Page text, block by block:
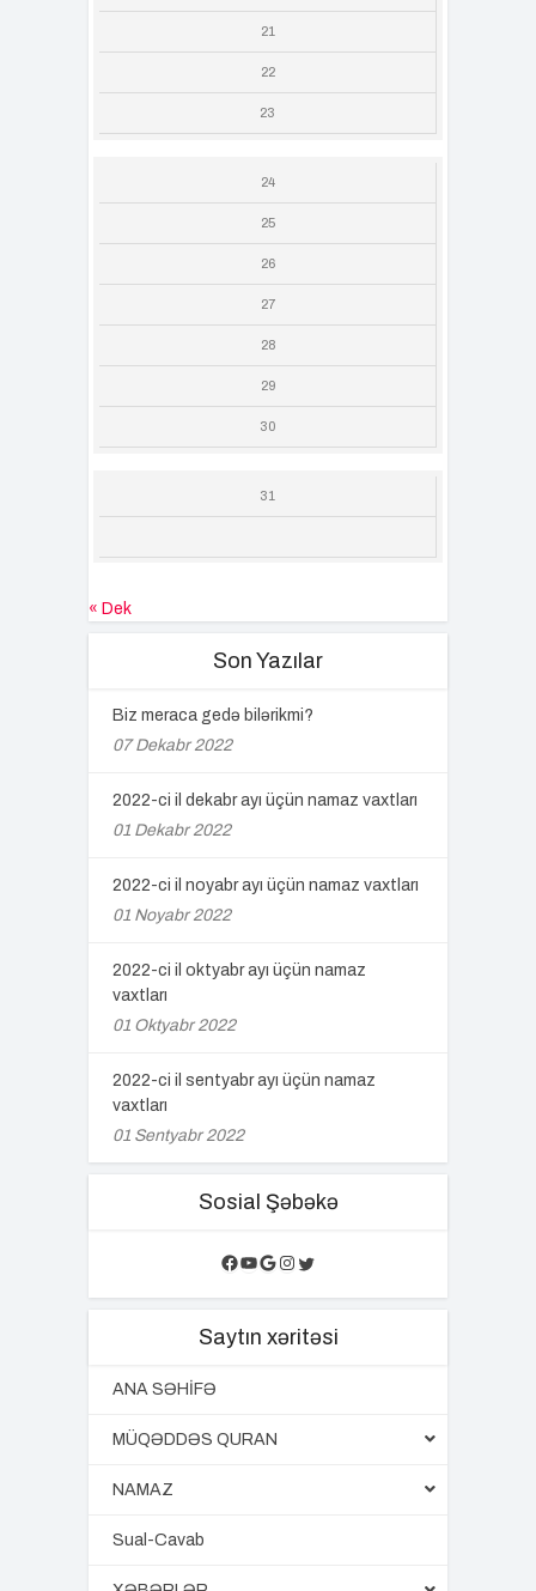
21
22
23
24
25
26
27
28
29
30
31
« Dek
Son Yazılar
Biz meraca gedə bilərikmi?
07 Dekabr 2022
2022-ci il dekabr ayı üçün namaz vaxtları
01 Dekabr 2022
2022-ci il noyabr ayı üçün namaz vaxtları
01 Noyabr 2022
2022-ci il oktyabr ayı üçün namaz
vaxtları
01 Oktyabr 2022
2022-ci il sentyabr ayı üçün namaz
vaxtları
01 Sentyabr 2022
Sosial Şəbəkə
Facebook
YouTube
Google
Instagram
Twitter
Saytın xəritəsi
ANA SƏHİFƏ
MÜQƏDDƏS QURAN
NAMAZ
Sual-Cavab